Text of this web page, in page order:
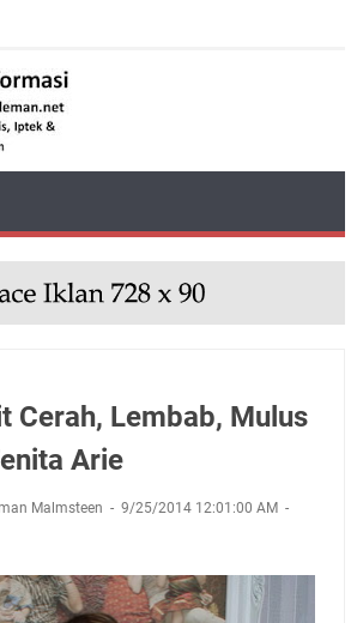
Cerah, Lembab, Mulus
Arie
Malmsteen
9/25/2014 12:01:00 AM